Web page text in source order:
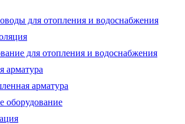
для отопления и водоснабжения
для отопления и водоснабжения
арматура
арматура
оборудование